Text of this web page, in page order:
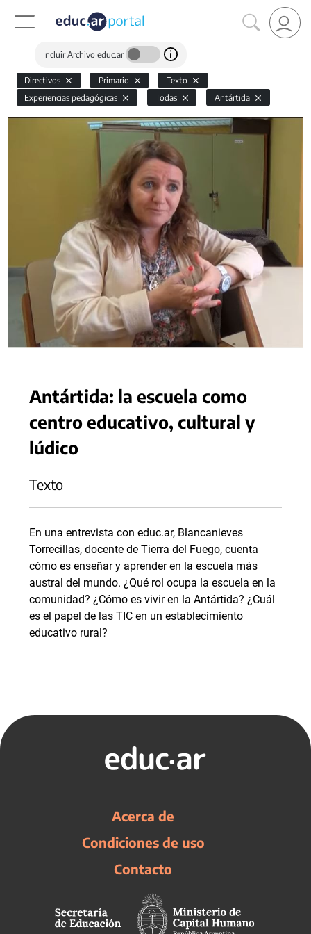
Incluir Archivo educ.ar
Directivos Primario
Texto
Experiencias pedagógicas
Todas Antártida
Antártida: la escuela como
centro educativo, cultural y
lúdico
Texto
En una entrevista con educ.ar, Blancanieves
Torrecillas, docente de Tierra del Fuego, cuenta
cómo es enseñar y aprender en la escuela más
austral del mundo. ¿Qué rol ocupa la escuela en la
comunidad? ¿Cómo es vivir en la Antártida? ¿Cuál
es el papel de las TIC en un establecimiento
educativo rural?
Acerca de
Condiciones de uso
Contacto